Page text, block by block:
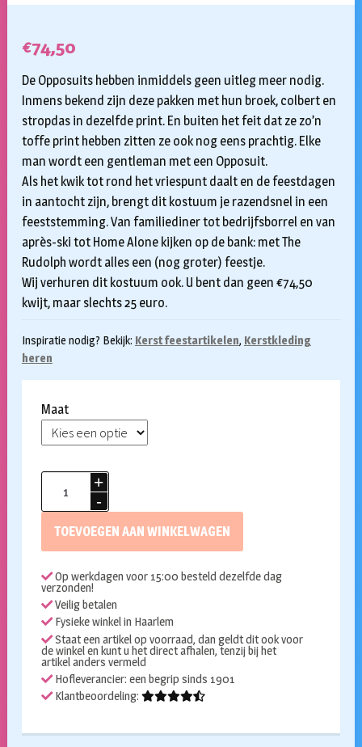
€74,50
De Opposuits hebben inmiddels geen uitleg meer nodig.
Inmens bekend zijn deze pakken met hun broek, colbert en
stropdas in dezelfde print. En buiten het feit dat ze zo’n
toffe print hebben zitten ze ook nog eens prachtig. Elke
man wordt een gentleman met een Opposuit.
Als het kwik tot rond het vriespunt daalt en de feestdagen
in aantocht zijn, brengt dit kostuum je razendsnel in een
feeststemming. Van familiediner tot bedrijfsborrel en van
après-ski tot Home Alone kijken op de bank: met The
Rudolph wordt alles een (nog groter) feestje.
Wij verhuren dit kostuum ook. U bent dan geen €74,50
kwijt, maar slechts 25 euro.
Inspiratie nodig? Bekijk: Kerst feestartikelen, Kerstkleding
heren
Maat
TOEVOEGEN AAN WINKELWAGEN
Op werkdagen voor 15:00 besteld dezelfde dag
verzonden!
Veilig betalen
Fysieke winkel in Haarlem
Staat een artikel op voorraad, dan geldt dit ook voor
de winkel en kunt u het direct afhalen, tenzij bij het
artikel anders vermeld
Hofleverancier: een begrip sinds 1901
Klantbeoordeling: